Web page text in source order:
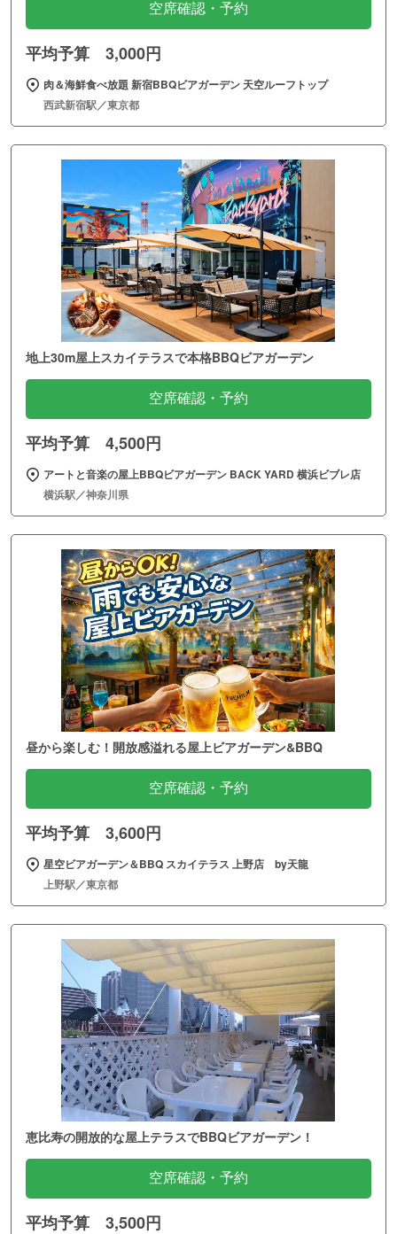
空席確認・予約
平均予算 3,000円
肉＆海鮮食べ放題 新宿BBQビアガーデン 天空ルーフトップ
西武新宿駅／東京都
地上30m屋上スカイテラスで本格BBQビアガーデン
空席確認・予約
平均予算 4,500円
アートと音楽の屋上BBQビアガーデン BACK YARD 横浜ビブレ店
横浜駅／神奈川県
昼から楽しむ！開放感溢れる屋上ビアガーデン&BBQ
空席確認・予約
平均予算 3,600円
星空ビアガーデン＆BBQ スカイテラス 上野店 by天龍
上野駅／東京都
恵比寿の開放的な屋上テラスでBBQビアガーデン！
空席確認・予約
平均予算 3,500円